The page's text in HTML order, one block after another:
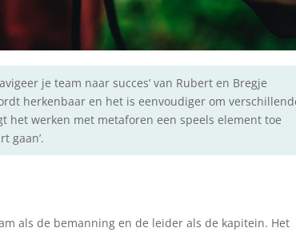
je team naar succes’ van Rubert en Bregje
herkenbaar en het is eenvoudiger om
het werken met metaforen een speels element toe
gaan’.
als de bemanning en de leider als de kapitein. Het